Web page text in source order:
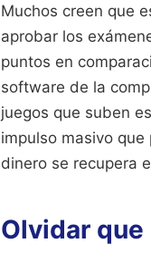
Muchos creen que
aprobar los
puntos en
software de la
juegos que suben
impulso masivo
dinero se recupera
Olvidar